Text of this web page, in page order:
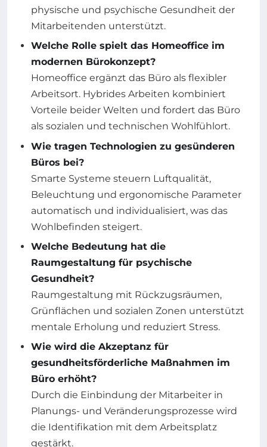
physische und psychische Gesundheit der
Mitarbeitenden unterstützt.
Welche Rolle spielt das Homeoffice im
modernen Bürokonzept?
Homeoffice ergänzt das Büro als flexibler
Arbeitsort. Hybrides Arbeiten kombiniert
Vorteile beider Welten und fordert das Büro
als sozialen und technischen Wohlfühlort.
Wie tragen Technologien zu gesünderen
Büros bei?
Smarte Systeme steuern Luftqualität,
Beleuchtung und ergonomische Parameter
automatisch und individualisiert, was das
Wohlbefinden steigert.
Welche Bedeutung hat die
Raumgestaltung für psychische
Gesundheit?
Raumgestaltung mit Rückzugsräumen,
Grünflächen und sozialen Zonen unterstützt
mentale Erholung und reduziert Stress.
Wie wird die Akzeptanz für
gesundheitsförderliche Maßnahmen im
Büro erhöht?
Durch die Einbindung der Mitarbeiter in
Planungs- und Veränderungsprozesse wird
die Identifikation mit dem Arbeitsplatz
gestärkt.